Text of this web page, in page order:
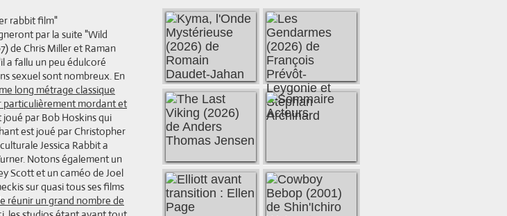
par la suite "Wild
de Chris Miller et Raman
a fallu un peu édulcoré
sexuel sont nombreux. En
long métrage classique
particulièrement mordant et
joué par Bob Hoskins qui
est joué par Christopher
Jessica Rabbit a
Notons également un
Scott et un caméo de Joel
sur quasi tous ses films
réunir un grand nombre de